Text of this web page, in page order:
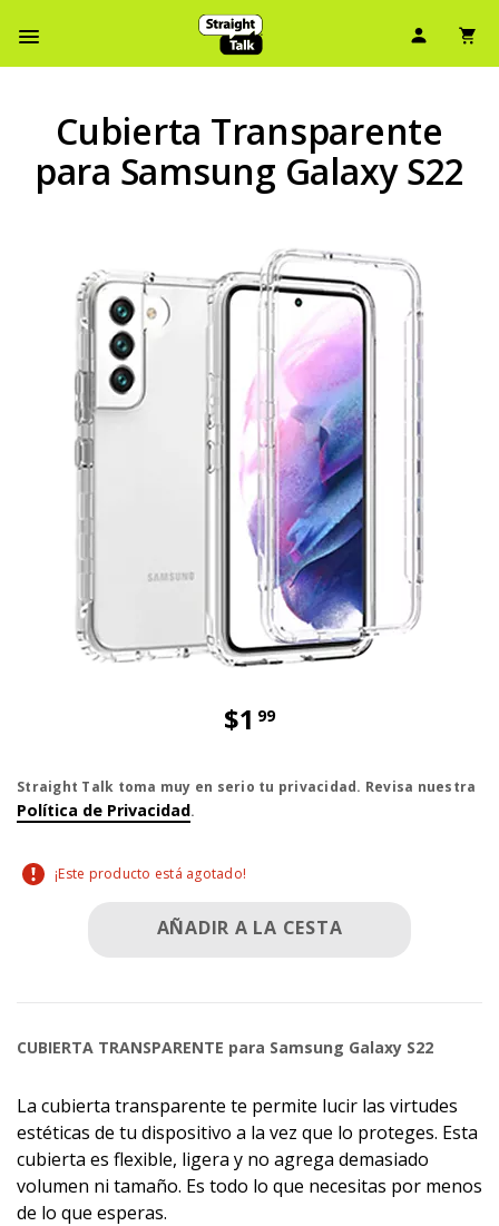
Menú de barra de navegación
Ícono
Cubierta Transparente
para Samsung Galaxy S22
$1 99
Straight Talk toma muy en serio tu privacidad. Revisa nuestra
Política de Privacidad.
¡Este producto está agotado!
AÑADIR A LA CESTA
CUBIERTA TRANSPARENTE para Samsung Galaxy S22
La cubierta transparente te permite lucir las virtudes
estéticas de tu dispositivo a la vez que lo proteges. Esta
cubierta es flexible, ligera y no agrega demasiado
volumen ni tamaño. Es todo lo que necesitas por menos
de lo que esperas.